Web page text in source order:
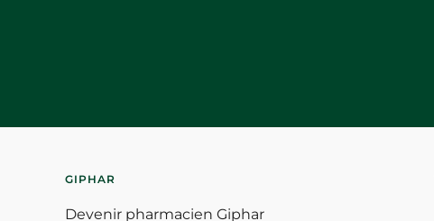
GIPHAR
Devenir pharmacien Giphar